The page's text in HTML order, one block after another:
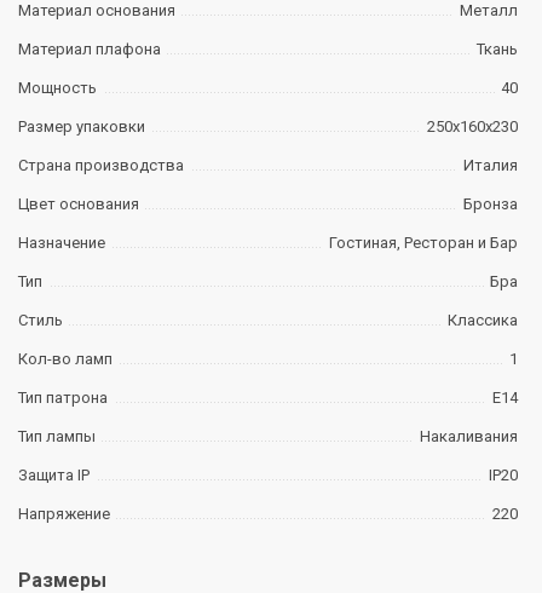
Материал основания Металл
Материал плафона Ткань
Мощность 40
Размер упаковки 250х160х230
Страна производства Италия
Цвет основания Бронза
Назначение Гостиная, Ресторан и Бар
Тип Бра
Стиль Классика
Кол-во ламп 1
Тип патрона E14
Тип лампы Накаливания
Защита IP IP20
Напряжение 220
Размеры